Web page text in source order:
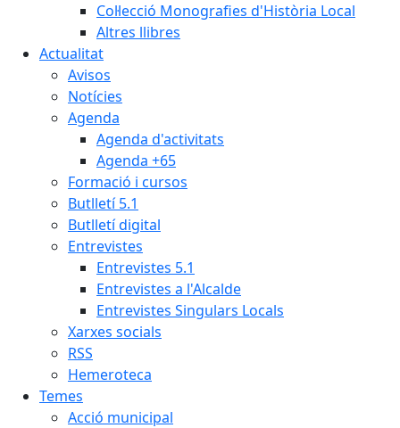
Col·lecció Monografies d'Història Local
Altres llibres
Actualitat
Avisos
Notícies
Agenda
Agenda d'activitats
Agenda +65
Formació i cursos
Butlletí 5.1
Butlletí digital
Entrevistes
Entrevistes 5.1
Entrevistes a l'Alcalde
Entrevistes Singulars Locals
Xarxes socials
RSS
Hemeroteca
Temes
Acció municipal